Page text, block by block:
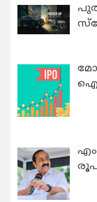
രൂപ